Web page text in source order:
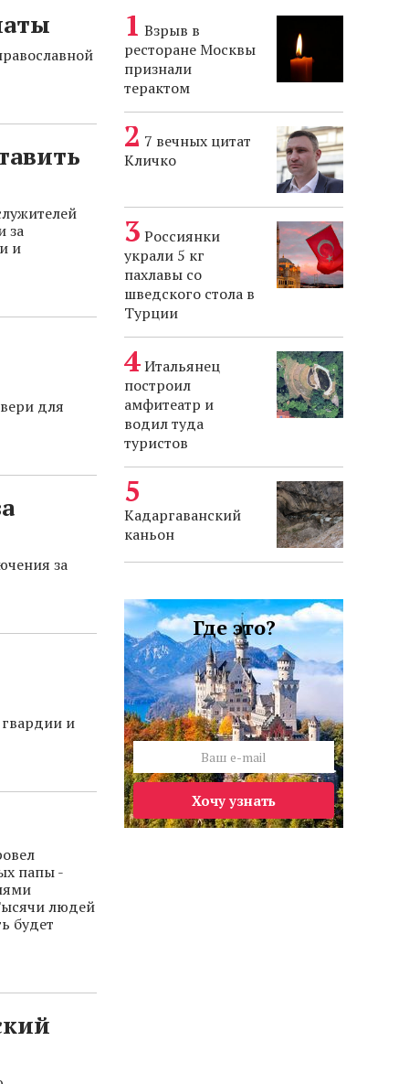
за
и
для
за
и
папы -
людей
будет
Взрыв в
ресторане Москвы
признали
терактом
7 вечных цитат
Кличко
Россиянки
украли 5 кг
пахлавы со
шведского стола в
Турции
Итальянец
построил
амфитеатр и
водил туда
туристов
Кадаргаванский
каньон
Где это?
Хочу узнать